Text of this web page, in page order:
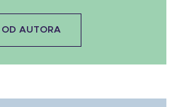
OD AUTORA